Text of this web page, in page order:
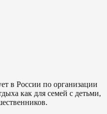
в России по организации
как для семей с детьми,